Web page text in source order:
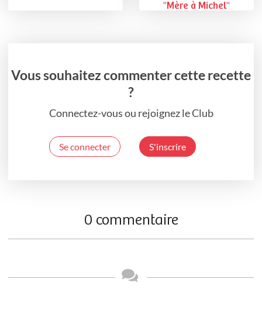
"Mère à Michel"
Vous souhaitez commenter cette recette
?
Connectez-vous ou rejoignez le Club
Se connecter S'inscrire
0 commentaire